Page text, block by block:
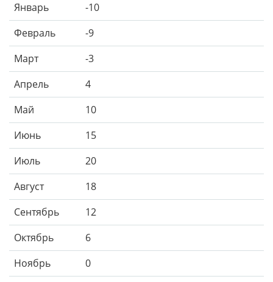
Январь
-10
Февраль
-9
Март
-3
Апрель
4
Май
10
Июнь
15
Июль
20
Август
18
Сентябрь
12
Октябрь
6
Ноябрь
0